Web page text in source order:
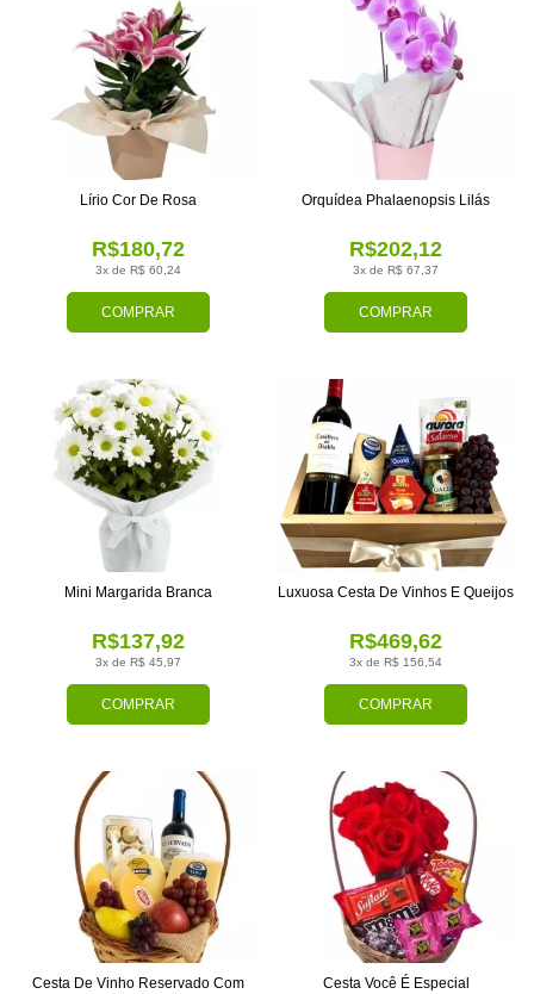
COMPRAR
3x de R$ 60,24
R$180,72
Lírio Cor De Rosa
COMPRAR
3x de R$ 67,37
R$202,12
Orquídea Phalaenopsis Lilás
COMPRAR
3x de R$ 45,97
R$137,92
Mini Margarida Branca
COMPRAR
3x de R$ 156,54
R$469,62
Luxuosa Cesta De Vinhos E Queijos
Cesta De Vinho Reservado Com
Cesta Você É Especial